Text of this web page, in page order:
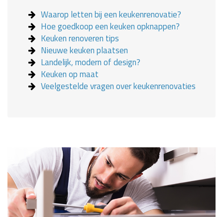
Waarop letten bij een keukenrenovatie?
Hoe goedkoop een keuken opknappen?
Keuken renoveren tips
Nieuwe keuken plaatsen
Landelijk, modern of design?
Keuken op maat
Veelgestelde vragen over keukenrenovaties